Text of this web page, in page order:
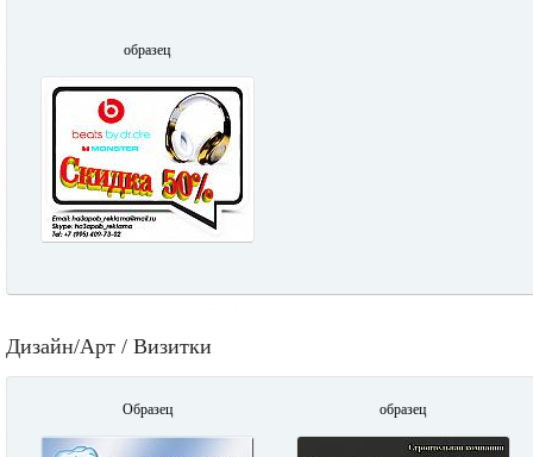
образец
Дизайн/Арт / Визитки
Образец образец